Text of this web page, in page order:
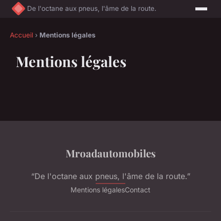
De l'octane aux pneus, l'âme de la route.
Accueil › Mentions légales
Mentions légales
Mroadautomobiles
“De l'octane aux pneus, l'âme de la route.”
Mentions légalesContact